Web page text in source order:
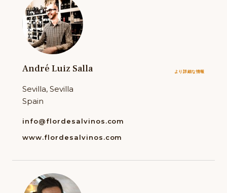
André Luiz Salla より詳細な情報
Sevilla, Sevilla
Spain
info@flordesalvinos.com
www.flordesalvinos.com